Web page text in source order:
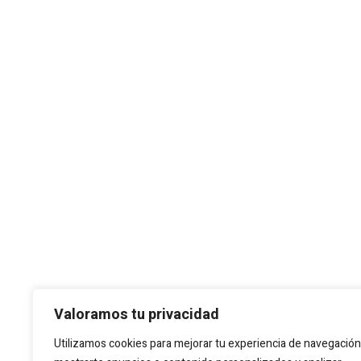
Valoramos tu privacidad
Utilizamos cookies para mejorar tu experiencia de